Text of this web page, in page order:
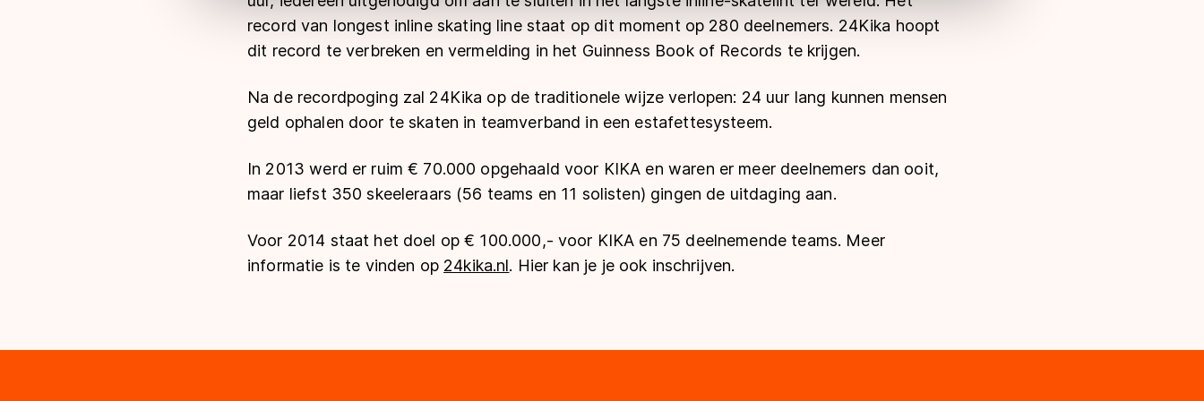
record van longest inline skating linestaat op dit moment op 280 deelnemers. 24Kika hoopt
dit record te verbreken en vermelding in het Guinness Book of Records te krijgen.
Na de recordpoging zal 24Kika op de traditionele wijze verlopen: 24 uur lang kunnen mensen
geld ophalen door te skaten in teamverband in een estafettesysteem.
In 2013 werd er ruim € 70.000 opgehaald voor KIKA en waren er meer deelnemers dan ooit,
maar liefst 350 skeeleraars (56 teams en 11 solisten) gingen de uitdaging aan.
Voor 2014 staat het doel op € 100.000,- voor KIKA en 75 deelnemende teams. Meer
informatie is te vinden op 24kika.nl. Hier kan je je ook inschrijven.